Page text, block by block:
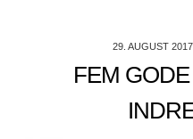
29. AUGUST 2017
FEM